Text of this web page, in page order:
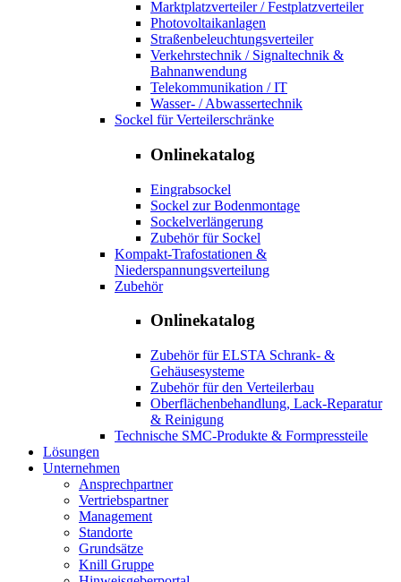
Marktplatzverteiler / Festplatzverteiler
Photovoltaikanlagen
Straßenbeleuchtungsverteiler
Verkehrstechnik / Signaltechnik &
Bahnanwendung
Telekommunikation / IT
Wasser- / Abwassertechnik
Sockel für Verteilerschränke
Onlinekatalog
Eingrabsockel
Sockel zur Bodenmontage
Sockelverlängerung
Zubehör für Sockel
Kompakt-Trafostationen &
Niederspannungsverteilung
Zubehör
Onlinekatalog
Zubehör für ELSTA Schrank- &
Gehäusesysteme
Zubehör für den Verteilerbau
Oberflächenbehandlung, Lack-Reparatur
& Reinigung
Technische SMC-Produkte & Formpressteile
Lösungen
Unternehmen
Ansprechpartner
Vertriebspartner
Management
Standorte
Grundsätze
Knill Gruppe